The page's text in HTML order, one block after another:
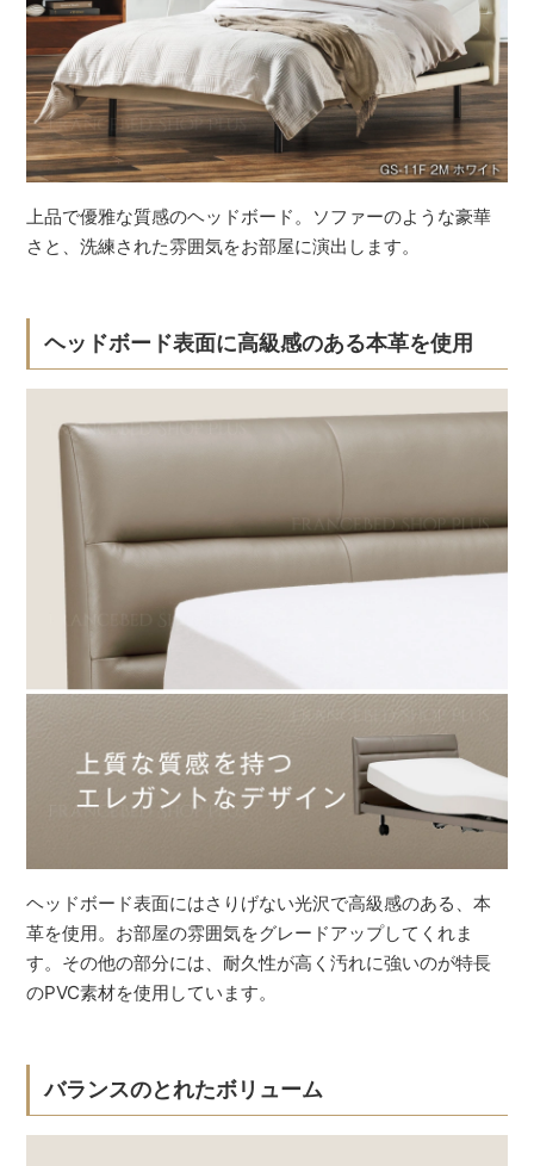
上品で優雅な質感のヘッドボード。ソファーのような豪華
さと、洗練された雰囲気をお部屋に演出します。
ヘッドボード表面に高級感のある本革を使用
ヘッドボード表面にはさりげない光沢で高級感のある、本
革を使用。お部屋の雰囲気をグレードアップしてくれま
す。その他の部分には、耐久性が高く汚れに強いのが特長
のPVC素材を使用しています。
バランスのとれたボリューム